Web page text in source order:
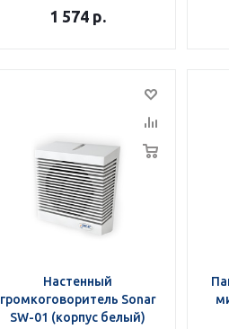
1 574 р.
Настенный
громкоговоритель Sonar
SW-01 (корпус белый)